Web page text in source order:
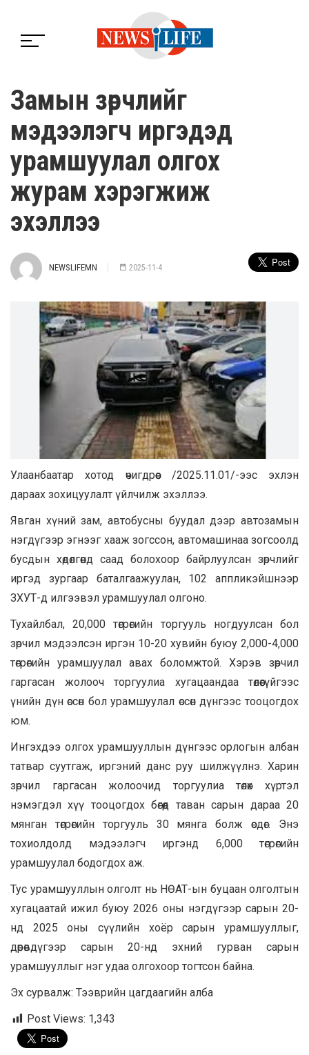
Замын зөрчлийг
мэдээлэгч иргэдэд
урамшуулал олгох
журам хэрэгжиж
эхэллээ
NEWSLIFEMN 2025-11-4
Улаанбаатар хотод өчигдрөөс /2025.11.01/-ээс эхлэн
дараах зохицуулалт үйлчилж эхэллээ.
Явган хүний зам, автобусны буудал дээр автозамын
нэгдүгээр эгнээг хааж зогссон, автомашинаа зогсоолд
бусдын хөдөлгөөнд саад болохоор байрлуулсан зөрчлийг
иргэд зургаар баталгаажуулан, 102 аппликэйшнээр
ЗХУТ-д илгээвэл урамшуулал олгоно.
Тухайлбал, 20,000 төгрөгийн торгууль ногдуулсан бол
зөрчил мэдээлсэн иргэн 10-20 хувийн буюу 2,000-4,000
төгрөгийн урамшуулал авах боломжтой. Хэрэв зөрчил
гаргасан жолооч торгуулиа хугацаандаа төлөөгүйгээс
үнийн дүн өссөн бол урамшуулал өссөн дүнгээс тооцогдох
юм.
Ингэхдээ олгох урамшууллын дүнгээс орлогын албан
татвар суутгаж, иргэний данс руу шилжүүлнэ. Харин
зөрчил гаргасан жолоочид торгуулиа төлөх хүртэл
нэмэгдэл хүү тооцогдох бөгөөд таван сарын дараа 20
мянган төгрөгийн торгууль 30 мянга болж өсдөг. Энэ
тохиолдолд мэдээлэгч иргэнд 6,000 төгрөгийн
урамшуулал бодогдох аж.
Тус урамшууллын олголт нь НӨАТ-ын буцаан олголтын
хугацаатай ижил буюу 2026 оны нэгдүгээр сарын 20-
нд 2025 оны сүүлийн хоёр сарын урамшууллыг,
дөрөвдүгээр сарын 20-нд эхний гурван сарын
урамшууллыг нэг удаа олгохоор тогтсон байна.
Эх сурвалж: Тээврийн цагдаагийн алба
Post Views: 1,343